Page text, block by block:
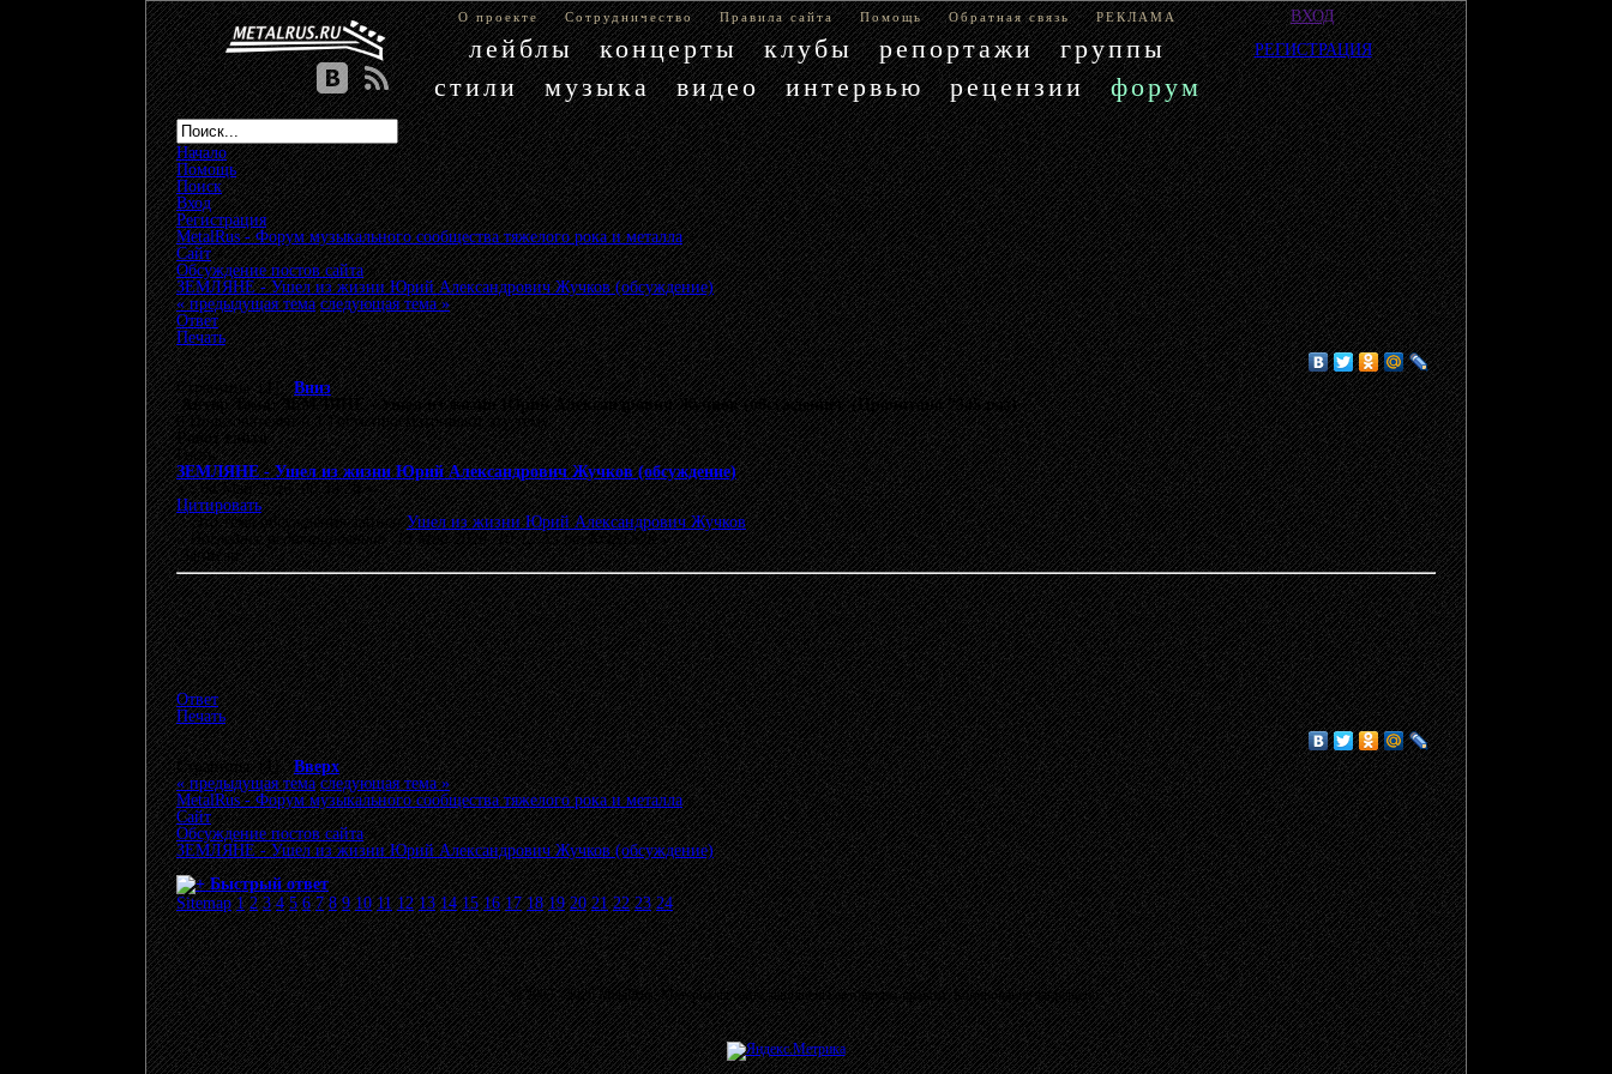
О проекте Сотрудничество Правила сайта Помощь Обратная связь РЕКЛАМА
лейблы концерты клубы репортажи
группы
стили
музыка видео интервью рецензии форум
ВХОД
РЕГИСТРАЦИЯ
Начало
Помощь
Поиск
Вход
Регистрация
MetalRus - Форум музыкального сообщества тяжелого рока и металла»
Сайт»
Обсуждение постов сайта»
ЗЕМЛЯНЕ - Ушел из жизни Юрий Александрович Жучков (обсуждение)
« предыдущая тема следующая тема »
Ответ
Печать
Страницы: [1]Вниз
АвторТема: ЗЕМЛЯНЕ - Ушел из жизни Юрий Александрович Жучков (обсуждение) (Прочитано 7345 раз)
0 Пользователей и 1 Гость просматривают эту тему.
Робот сайта
Гость
ЗЕМЛЯНЕ - Ушел из жизни Юрий Александрович Жучков (обсуждение)
«:04 Май 2026, 08:39:28 »
Цитировать
Это тема обсуждения записиУшел из жизни Юрий Александрович Жучков.
«Последнее редактирование: 13 Май 2026, 10:12:55 от KONDOR»
Записан
Ответ
Печать
Страницы: [1]Вверх
« предыдущая тема следующая тема »
MetalRus - Форум музыкального сообщества тяжелого рока и металла»
Сайт»
Обсуждение постов сайта»
ЗЕМЛЯНЕ - Ушел из жизни Юрий Александрович Жучков (обсуждение)
Быстрый ответ
Sitemap 1 2 3 4 5 6 7 8 9 10 11 12 13 14 15 16 17 18 19 20 21 22 23 24
© 2003 - 2026 MetalRus. Материалы сайта защищены авторским правом. Копирование запрещено.